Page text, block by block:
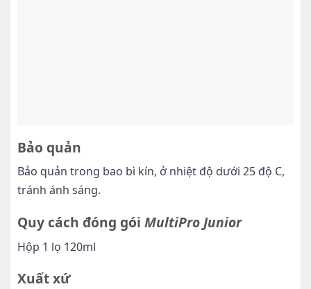
Bảo quản
Bảo quản trong bao bì kín, ở nhiệt độ dưới 25 độ C,
tránh ánh sáng.
Quy cách đóng gói MultiPro Junior
Hộp 1 lọ 120ml
Xuất xứ